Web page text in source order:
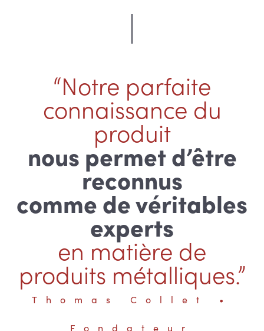
“Notre parfaite
connaissance du
produit
nous permet d’être
reconnus
comme de véritables
experts
en matière de
produits métalliques.”
Thomas Collet •
Fondateur